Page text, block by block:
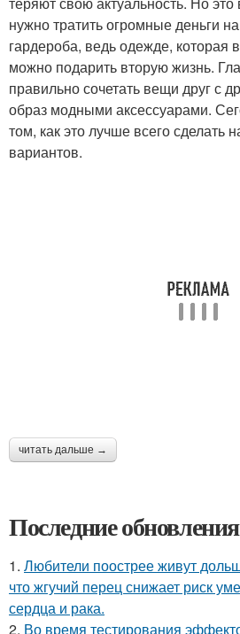
нужно тратить огромные деньги
гардероба, ведь одежде, которая
можно подарить вторую жизнь.
правильно сочетать вещи друг с
образ модными аксессуарами.
том, как это лучше всего сделать
вариантов.
читать дальше →
Последние
1. Любители поострее живут
что жгучий перец снижает риск
сердца и рака.
2. Во время тестирования